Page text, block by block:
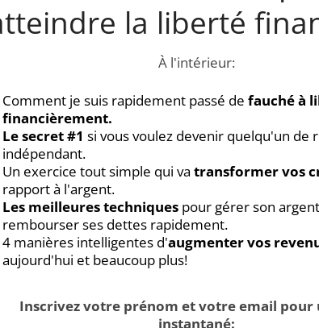
des salariés ?
d’inventer votre propre prime de résultat. Peu
cette récompense vous fasse suffisamment envie. Il
pour regarder ce film que vous avez envie de voir
de votre loisir favori, ou tout simplement d’un
doit être importante. Ainsi, vous serez plus
défis. Encore une fois, utiliser cette source de
de malaise. Au contraire, c’est la preuve que vous
et à vos projets.
soi
: garder des moments pour soi. Cela peut sembler